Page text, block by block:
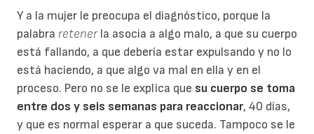
Y a la mujer le preocupa el diagnóstico, porque la
palabra retenerla asocia a algo malo, a que su cuerpo
está fallando, a que debería estar expulsando y no lo
está haciendo, a que algo va mal en ella y en el
proceso. Pero no se le explica que su cuerpo se toma
entre dos y seis semanas para reaccionar, 40 días,
y que es normal esperar a que suceda. Tampoco se le